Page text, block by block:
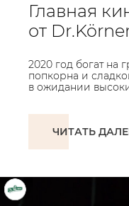
Главная
от
2020 год богат
попкорна и
в ожидании
ЧИТАТЬ